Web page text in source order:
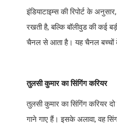
इंडियाटाइम्स की रिपोर्ट के
रखती है, बल्कि बॉलीवुड की कई
चैनल से आता है। यह चैनल बच्चों
तुलसी कुमार का सिंगिंग करियर
तुलसी कुमार का सिंगिंग करियर
गाने गाए हैं। इसके अलावा, वह